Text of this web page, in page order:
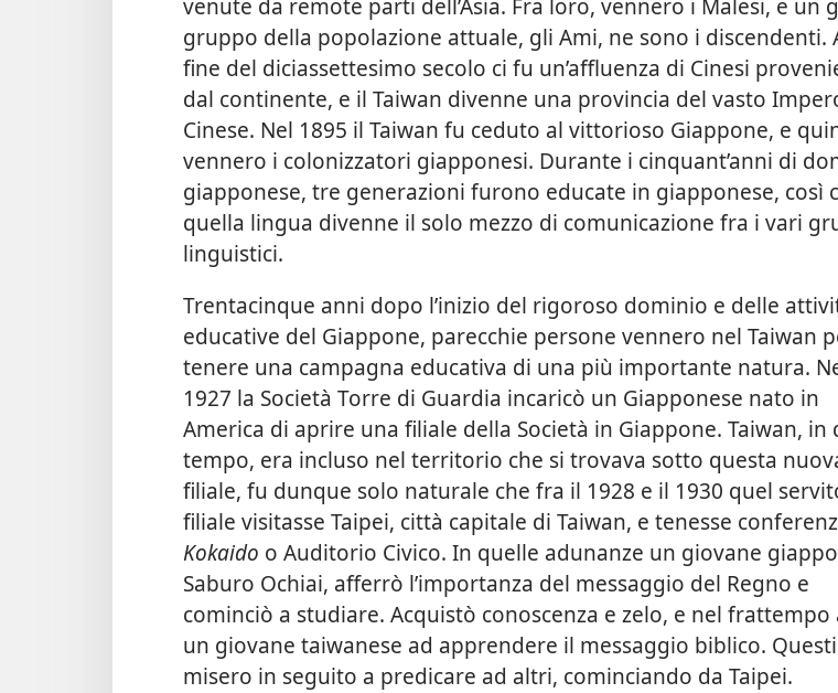
gruppo della popolazione attuale, gli Ami, ne sono i discendenti.
fine del diciassettesimo secolo ci fu un’affluenza di Cinesi
dal continente, e il Taiwan divenne una provincia del vasto
Cinese. Nel 1895 il Taiwan fu ceduto al vittorioso Giappone, e
vennero i colonizzatori giapponesi. Durante i cinquant’anni di
giapponese, tre generazioni furono educate in giapponese, così
quella lingua divenne il solo mezzo di comunicazione fra i vari
linguistici.
Trentacinque anni dopo l’inizio del rigoroso dominio e delle
educative del Giappone, parecchie persone vennero nel Taiwan
tenere una campagna educativa di una più importante natura.
1927 la Società Torre di Guardia incaricò un Giapponese nato in
America di aprire una filiale della Società in Giappone. Taiwan, in
tempo, era incluso nel territorio che si trovava sotto questa
filiale, fu dunque solo naturale che fra il 1928 e il 1930 quel
filiale visitasse Taipei, città capitale di Taiwan, e tenesse
Kokaido o Auditorio Civico. In quelle adunanze un giovane
Saburo Ochiai, afferrò l’importanza del messaggio del Regno e
cominciò a studiare. Acquistò conoscenza e zelo, e nel frattempo
un giovane taiwanese ad apprendere il messaggio biblico.
misero in seguito a predicare ad altri, cominciando da Taipei.